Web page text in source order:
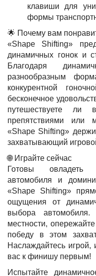
клавиши для
формы
🌟 Почему вам
«Shape Shifting»
динамичных гонок и
Благодаря
разнообразным
конкурентной
бесконечное
путешествуете
препятствиями или
«Shape Shifting»
захватывающий
🌐 Играйте сейчас
Готовы овладеть
автомобиля и
«Shape Shifting»
ощущения от
выбора
местности,
победу в этом
Наслаждайтесь игрой,
вас к финишу первым!
Испытайте